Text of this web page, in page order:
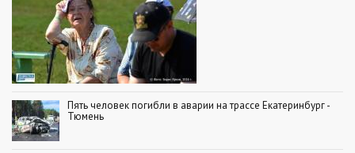
Пять человек погибли в аварии на трассе Екатеринбург -
Тюмень